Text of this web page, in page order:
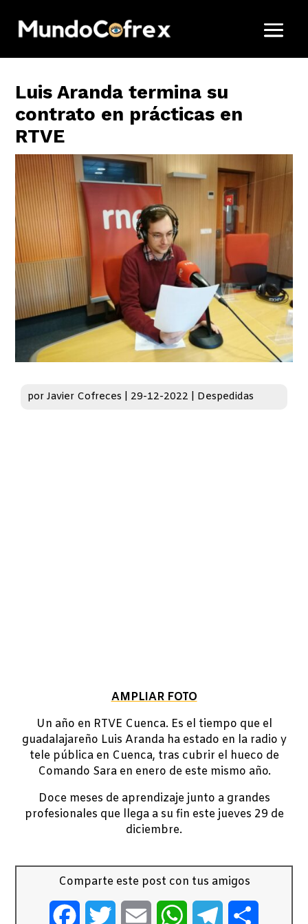
Luis Aranda termina su
contrato en prácticas en
RTVE
porJavier Cofreces 29-12-2022 Despedidas
AMPLIAR FOTO
Un año en RTVE Cuenca. Es el tiempo que el
guadalajareño Luis Aranda ha estado en la radio y
tele pública en Cuenca, tras cubrir el hueco de
Comando Sara en enero de este mismo año.
Doce meses de aprendizaje junto a grandes
profesionales que llega a su fin este jueves 29 de
diciembre.
Comparte este post con tus amigos
FacebookTwitter Email WhatsAppTelegram